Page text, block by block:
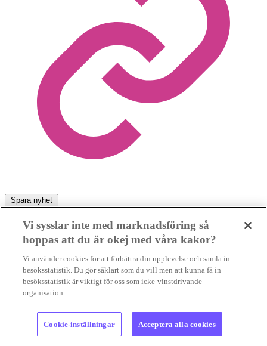
Spara nyhet
Relaterat
Vi sysslar inte med marknadsföring så
hoppas att du är okej med våra kakor?
Vi använder cookies för att förbättra din upplevelse och samla in
besöksstatistik. Du gör såklart som du vill men att kunna få in
besöksstatistik är viktigt för oss som icke-vinstdrivande
organisation.
Cookie-inställningar Acceptera alla cookies